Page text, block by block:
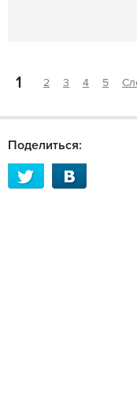
1 2 3 4 5
Поделиться: